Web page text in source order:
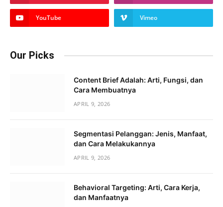
YouTube Vimeo
Our Picks
Content Brief Adalah: Arti, Fungsi, dan
Cara Membuatnya
APRIL 9, 2026
Segmentasi Pelanggan: Jenis, Manfaat,
dan Cara Melakukannya
APRIL 9, 2026
Behavioral Targeting: Arti, Cara Kerja,
dan Manfaatnya